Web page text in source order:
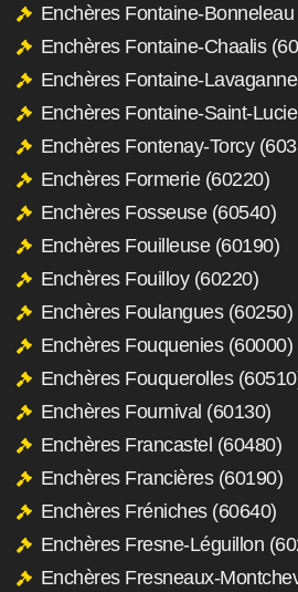
Enchères Fontaine-
Enchères Fontaine-Chaalis
Enchères Fontaine-
Enchères Fontaine-Saint-
Enchères Fontenay-Torcy
Enchères Formerie (60220)
Enchères Fosseuse (60540)
Enchères Fouilleuse (60190)
Enchères Fouilloy (60220)
Enchères Foulangues (60250)
Enchères Fouquenies (60000)
Enchères Fouquerolles
Enchères Fournival (60130)
Enchères Francastel (60480)
Enchères Francières (60190)
Enchères Fréniches (60640)
Enchères Fresne-Léguillon
Enchères Fresneaux-